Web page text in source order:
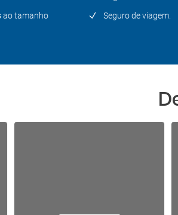
ao tamanho
Seguro de viagem.